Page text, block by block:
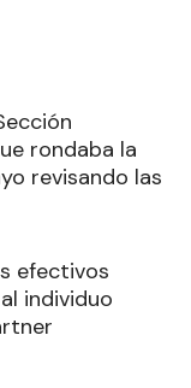
rondaba la
revisando las
efectivos
individuo